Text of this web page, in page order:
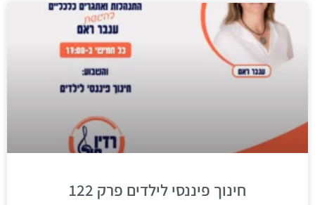
חינוך פיננסי לילדים פרק 122